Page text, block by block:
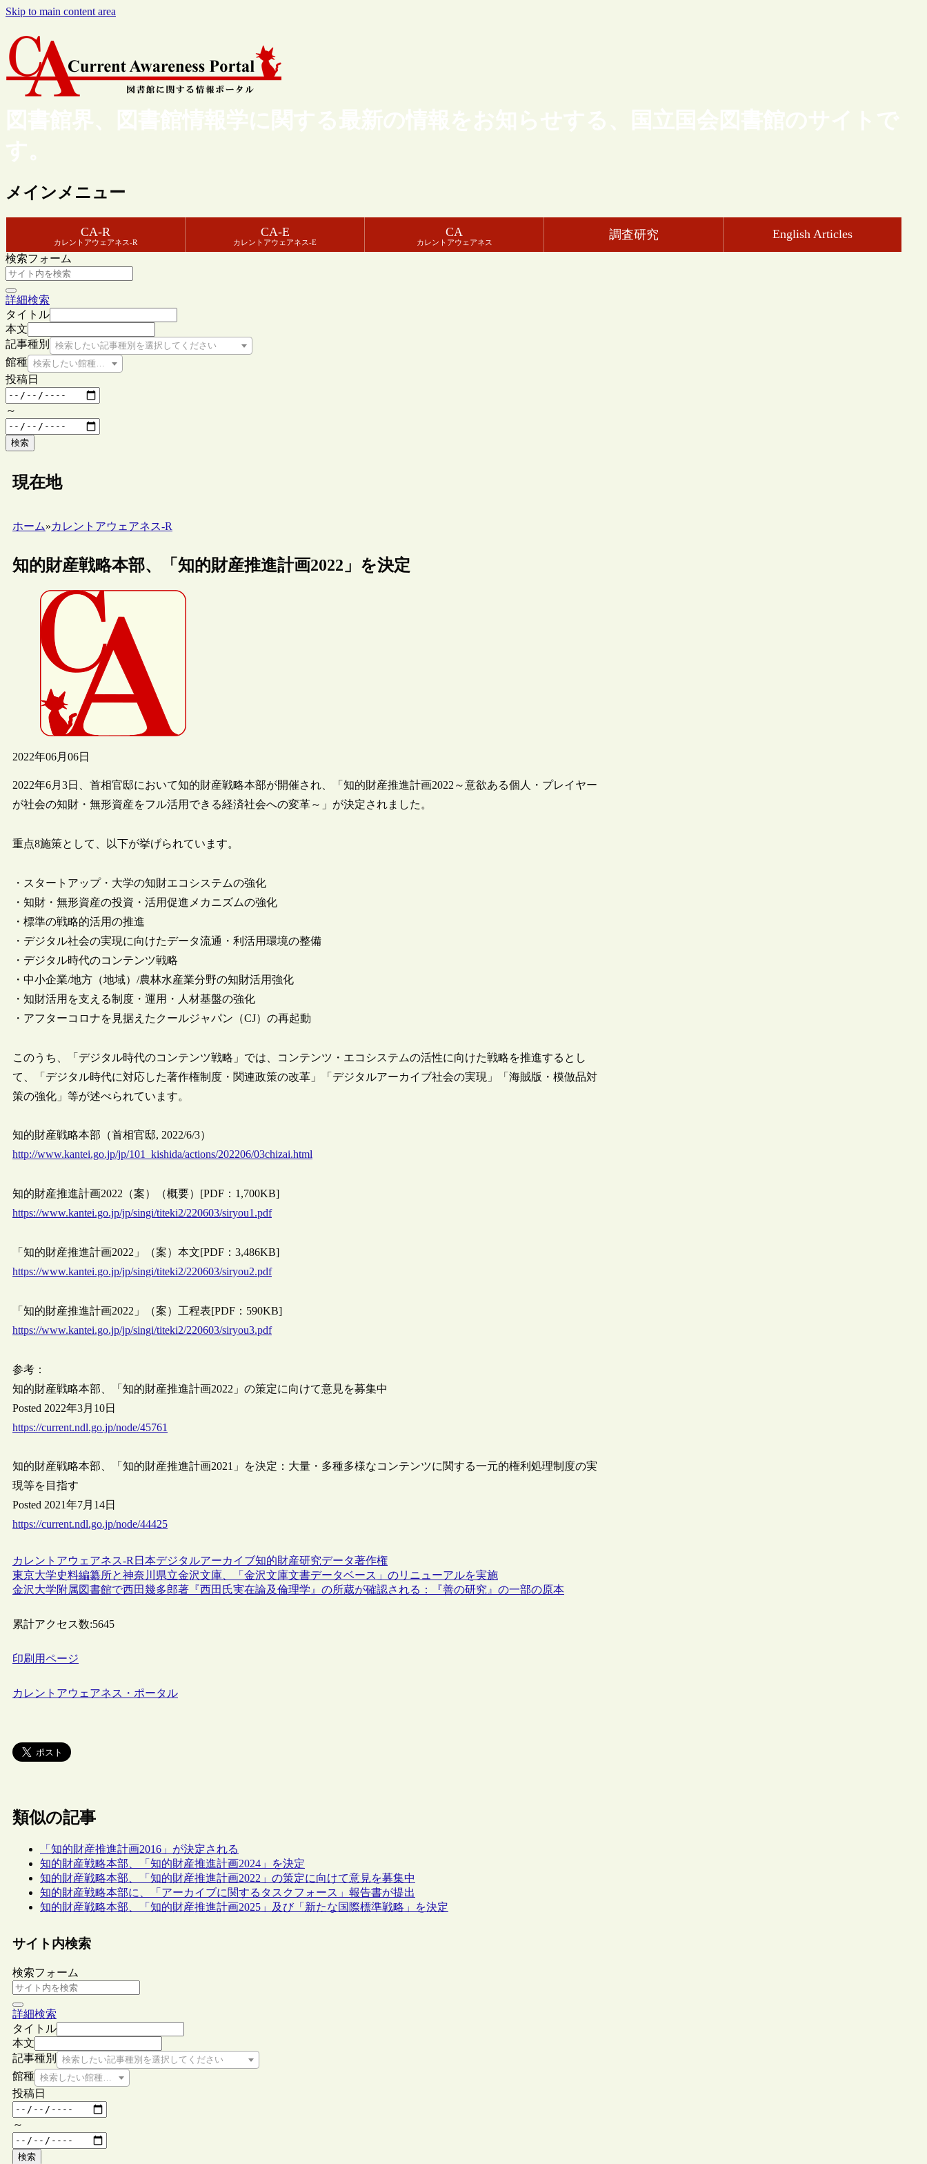
Skip to main content area
図書館界、図書館情報学に関する最新の情報をお知らせする、国立国会図書館のサイトで
す。
メインメニュー
CA-R
カレントアウェアネス-R
CA-E
カレントアウェアネス-E
CA
カレントアウェアネス
調査研究 English Articles
検索フォーム
詳細検索
タイトル
本文
記事種別
検索したい記事種別を選択してください
館種 検索したい館種を選択してください
投稿日
～
検索
現在地
ホーム»カレントアウェアネス-R
知的財産戦略本部、「知的財産推進計画2022」を決定
2022年06月06日
2022年6月3日、首相官邸において知的財産戦略本部が開催され、「知的財産推進計画2022～意欲ある個人・プレイヤー
が社会の知財・無形資産をフル活用できる経済社会への変革～」が決定されました。
重点8施策として、以下が挙げられています。
・スタートアップ・大学の知財エコシステムの強化
・知財・無形資産の投資・活用促進メカニズムの強化
・標準の戦略的活用の推進
・デジタル社会の実現に向けたデータ流通・利活用環境の整備
・デジタル時代のコンテンツ戦略
・中小企業/地方（地域）/農林水産業分野の知財活用強化
・知財活用を支える制度・運用・人材基盤の強化
・アフターコロナを見据えたクールジャパン（CJ）の再起動
このうち、「デジタル時代のコンテンツ戦略」では、コンテンツ・エコシステムの活性に向けた戦略を推進するとし
て、「デジタル時代に対応した著作権制度・関連政策の改革」「デジタルアーカイブ社会の実現」「海賊版・模倣品対
策の強化」等が述べられています。
知的財産戦略本部（首相官邸, 2022/6/3）
http://www.kantei.go.jp/jp/101_kishida/actions/202206/03chizai.html
知的財産推進計画2022（案）（概要）[PDF：1,700KB]
https://www.kantei.go.jp/jp/singi/titeki2/220603/siryou1.pdf
「知的財産推進計画2022」（案）本文[PDF：3,486KB]
https://www.kantei.go.jp/jp/singi/titeki2/220603/siryou2.pdf
「知的財産推進計画2022」（案）工程表[PDF：590KB]
https://www.kantei.go.jp/jp/singi/titeki2/220603/siryou3.pdf
参考：
知的財産戦略本部、「知的財産推進計画2022」の策定に向けて意見を募集中
Posted 2022年3月10日
https://current.ndl.go.jp/node/45761
知的財産戦略本部、「知的財産推進計画2021」を決定：大量・多種多様なコンテンツに関する一元的権利処理制度の実
現等を目指す
Posted 2021年7月14日
https://current.ndl.go.jp/node/44425
カレントアウェアネス-R 日本デジタルアーカイブ知的財産研究データ著作権
東京大学史料編纂所と神奈川県立金沢文庫、「金沢文庫文書データベース」のリニューアルを実施
金沢大学附属図書館で西田幾多郎著『西田氏実在論及倫理学』の所蔵が確認される：『善の研究』の一部の原本
累計アクセス数:5645
印刷用ページ
カレントアウェアネス・ポータル
類似の記事
「知的財産推進計画2016」が決定される
知的財産戦略本部、「知的財産推進計画2024」を決定
知的財産戦略本部、「知的財産推進計画2022」の策定に向けて意見を募集中
知的財産戦略本部に、「アーカイブに関するタスクフォース」報告書が提出
知的財産戦略本部、「知的財産推進計画2025」及び「新たな国際標準戦略」を決定
サイト内検索
検索フォーム
詳細検索
タイトル
本文
記事種別
検索したい記事種別を選択してください
館種 検索したい館種を選択してください
投稿日
～
検索